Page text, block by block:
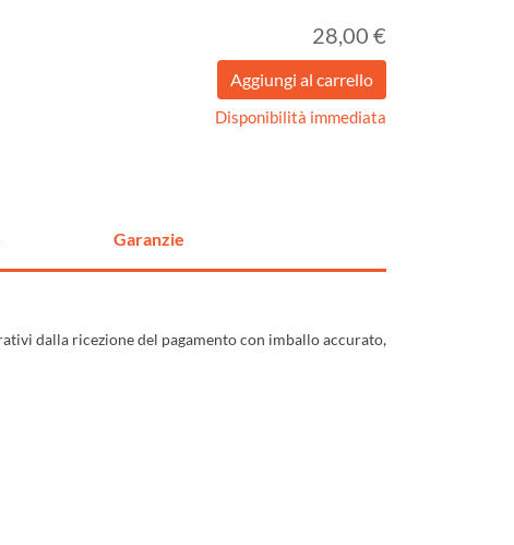
28,00 €
Disponibilità immediata
Garanzie
dalla ricezione del pagamento con imballo accurato,